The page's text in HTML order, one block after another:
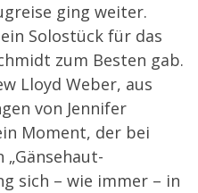
ging weiter.
Solostück für das
zum Besten gab.
Lloyd Weber, aus
von Jennifer
Moment, der bei
sich – wie immer – in